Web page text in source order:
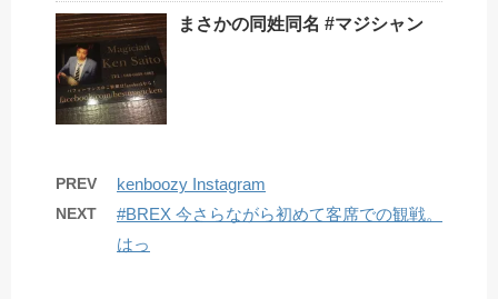
まさかの同姓同名 #マジシャン
PREV kenboozy Instagram
NEXT
#BREX 今さらながら初めて客席での観戦。
はっ